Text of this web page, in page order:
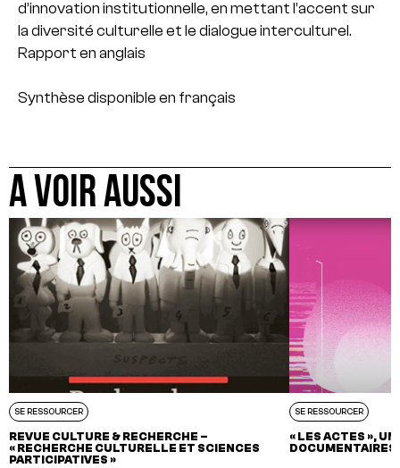
d’innovation institutionnelle, en mettant l’accent sur
la diversité culturelle et le dialogue interculturel.
Rapport en anglais
Synthèse disponible en français
A VOIR AUSSI
SE RESSOURCER
REVUE CULTURE & RECHERCHE –
« RECHERCHE CULTURELLE ET SCIENCES
PARTICIPATIVES »
SE RESSOURCER
« LES ACTES »,